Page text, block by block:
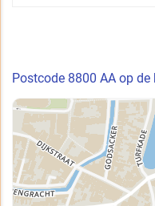
Postcode 8800 AA op de